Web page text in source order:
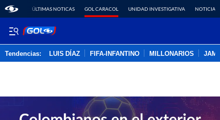
ÚLTIMAS NOTICAS GOL CARACOL UNIDAD INVESTIGATIVA NOTICIAS
Tendencias: LUIS DÍAZ FIFA-INFANTINO MILLONARIOS